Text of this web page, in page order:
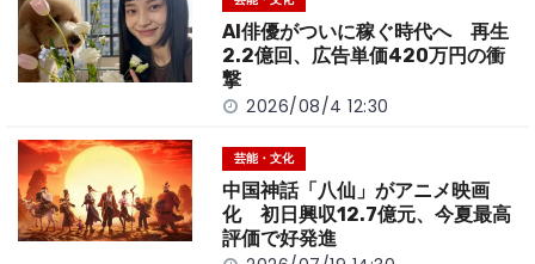
AI俳優がついに稼ぐ時代へ 再生
2.2億回、広告単価420万円の衝
撃
2026/08/4 12:30
芸能・文化
中国神話「八仙」がアニメ映画
化 初日興収12.7億元、今夏最高
評価で好発進